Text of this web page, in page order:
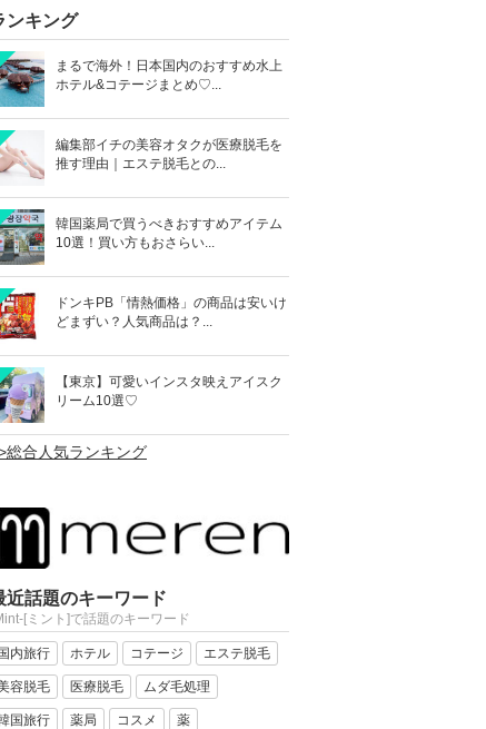
ンキング
まるで海外！日本国内のおすすめ水上
ホテル&コテージまとめ♡...
編集部イチの美容オタクが医療脱毛を
推す理由｜エステ脱毛との...
韓国薬局で買うべきおすすめアイテム
10選！買い方もおさらい...
ドンキPB「情熱価格」の商品は安いけ
どまずい？人気商品は？...
【東京】可愛いインスタ映えアイスク
リーム10選♡
総合人気ランキング
近話題のキーワード
[ミント]で話題のキーワード
内旅行 ホテル コテージ エステ脱毛
容脱毛 医療脱毛 ムダ毛処理
国旅行 薬局 コスメ 薬